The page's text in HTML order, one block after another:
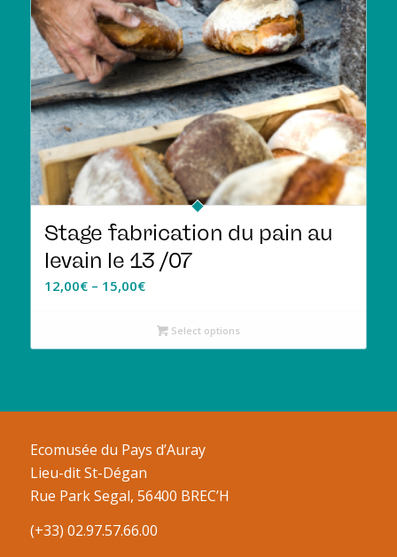
Stage fabrication du pain au
levain le 13 /07
12,00€– 15,00€
Select options
Ecomusée du Pays d’Auray
Lieu-dit St-Dégan
Rue Park Segal, 56400 BREC’H
(+33) 02.97.57.66.00